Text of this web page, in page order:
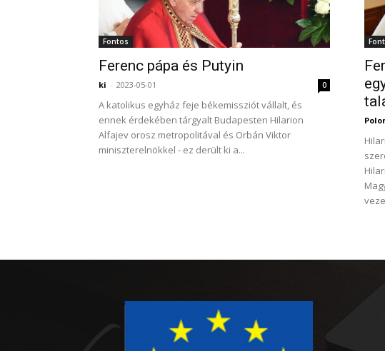
Fontos
Ferenc pápa és Putyin
ki - 2023-05-01 0
A katolikus egyház feje békemissziót vállalt, és
ennek érdekében tárgyalt Budapesten Hilarion
Alfajev orosz metropolitával és Orbán Viktor
miniszterelnökkel - ez derült ki a...